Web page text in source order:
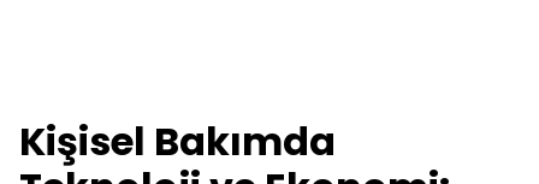
Kişisel Bakımda